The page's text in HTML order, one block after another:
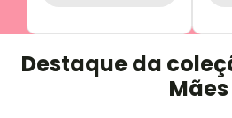
Destaque da
Mães